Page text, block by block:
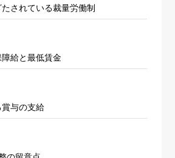
されている裁量労働制
給と最低賃金
与の支給